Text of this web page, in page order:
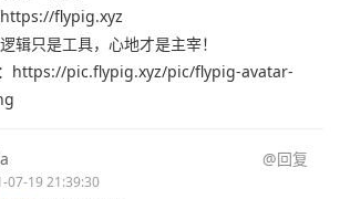
flypig.xyz
辑只是工具，心地才是主宰！
https://pic.flypig.xyz/pic/flypig-avatar-
@回复
07-19 21:39:30